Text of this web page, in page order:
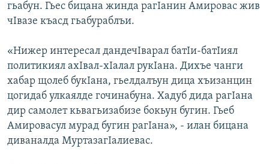
гьабун. Гьес бицана жинда рагIанин Амировас жив
чIвазе къасд гьабураблъи.
«Нижер интересал дандечIварал батIи-батIиял
политикиял ахIвал-хIалал рукIана. Дихъе чанги
хабар щолеб букIана, гьелдалъун дица хъизанцин
цогидаб улкаялде гочинабуна. Хадуб дида рагIана
дир самолет кьвагьизабизе бокьун бугин. Гьеб
Амировасул мурад бугин рагIана», - илан бицана
диваналда МуртазагIалиевас.